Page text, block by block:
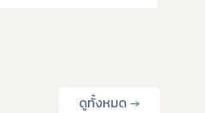
ดูทั้งหมด →